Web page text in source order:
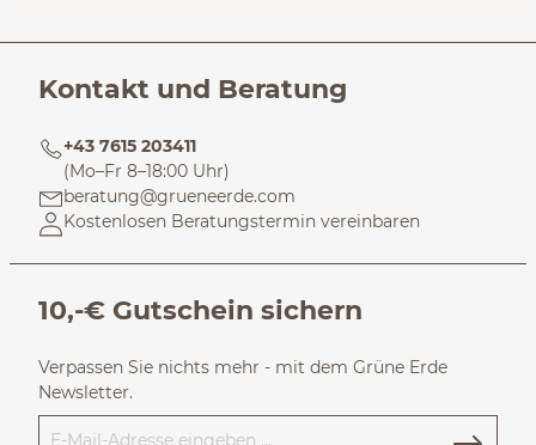
Kontakt und Beratung
+43 7615 203411
(Mo–Fr 8–18:00 Uhr)
beratung@grueneerde.com
Kostenlosen Beratungstermin vereinbaren
10,-€ Gutschein sichern
Verpassen Sie nichts mehr - mit dem Grüne Erde
Newsletter.